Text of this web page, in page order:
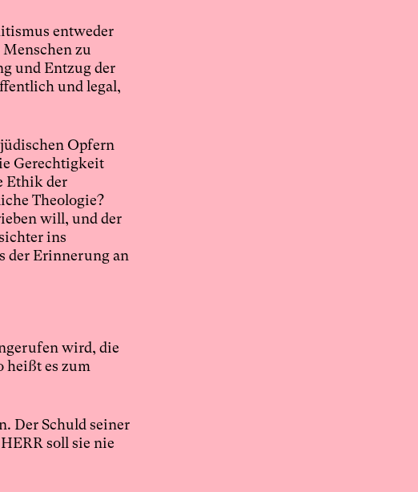
entweder
zu
und Entzug der
und legal,
Opfern
Gerechtigkeit
Ethik der
Theologie?
will, und der
ins
der Erinnerung an
wird, die
heißt es zum
Der Schuld seiner
soll sie nie